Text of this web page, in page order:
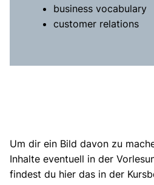
business vocabulary
customer relations
Um dir ein Bild davon zu
Inhalte eventuell in der
findest du hier das in der